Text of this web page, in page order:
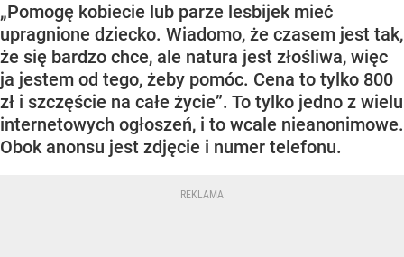
„Pomogę kobiecie lub parze lesbijek mieć
upragnione dziecko. Wiadomo, że czasem jest tak,
że się bardzo chce, ale natura jest złośliwa, więc
ja jestem od tego, żeby pomóc. Cena to tylko 800
zł i szczęście na całe życie”. To tylko jedno z wielu
internetowych ogłoszeń, i to wcale nieanonimowe.
Obok anonsu jest zdjęcie i numer telefonu.